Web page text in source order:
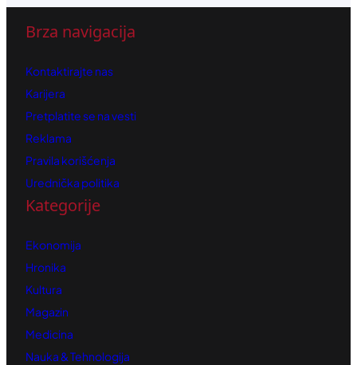
Brza navigacija
Kontaktirajte nas
Karijera
Pretplatite se na vesti
Reklama
Pravila korišćenja
Urednička politika
Kategorije
Ekonomija
Hronika
Kultura
Magazin
Medicina
Nauka & Tehnologija